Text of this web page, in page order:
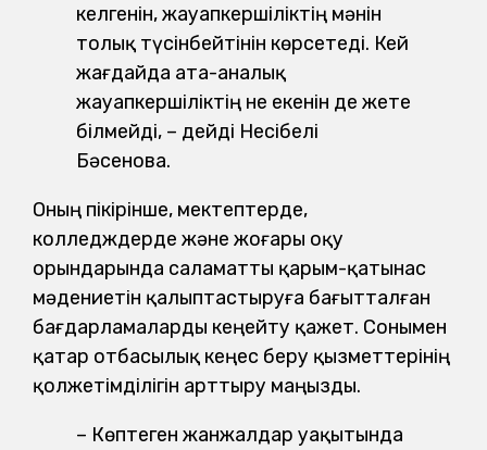
келгенін, жауапкершіліктің мәнін
толық түсінбейтінін көрсетеді. Кей
жағдайда ата-аналық
жауапкершіліктің не екенін де жете
білмейді, – дейді Несібелі
Бәсенова.
Оның пікірінше, мектептерде,
колледждерде және жоғары оқу
орындарында саламатты қарым-қатынас
мәдениетін қалыптастыруға бағытталған
бағдарламаларды кеңейту қажет. Сонымен
қатар отбасылық кеңес беру қызметтерінің
қолжетімділігін арттыру маңызды.
– Көптеген жанжалдар уақытында